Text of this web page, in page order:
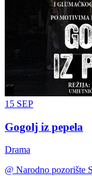
15 SEP
Gogolj iz pepela
Drama
@ Narodno pozorište